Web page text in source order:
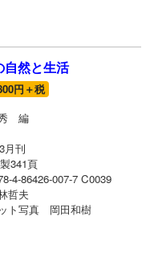
自然と生活
円＋税
編
月刊
341頁
4-86426-007-7 C0039
哲夫
ト写真 岡田和樹